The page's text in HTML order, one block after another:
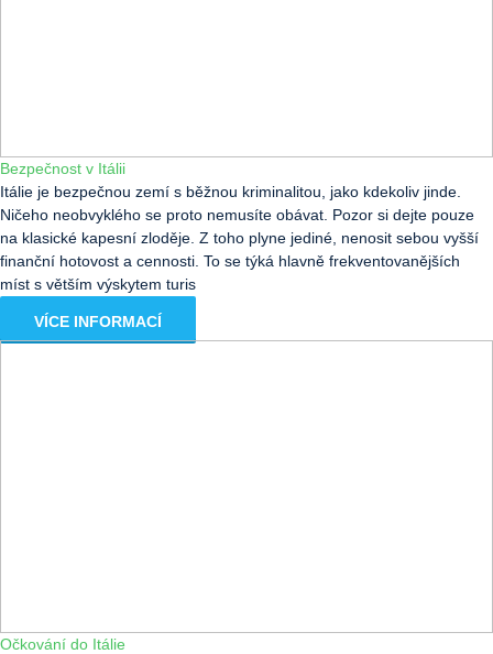
Bezpečnost v Itálii
Itálie je bezpečnou zemí s běžnou kriminalitou, jako kdekoliv jinde.
Ničeho neobvyklého se proto nemusíte obávat. Pozor si dejte pouze
na klasické kapesní zloděje. Z toho plyne jediné, nenosit sebou vyšší
finanční hotovost a cennosti. To se týká hlavně frekventovanějších
míst s větším výskytem turis
VÍCE INFORMACÍ
Očkování do Itálie